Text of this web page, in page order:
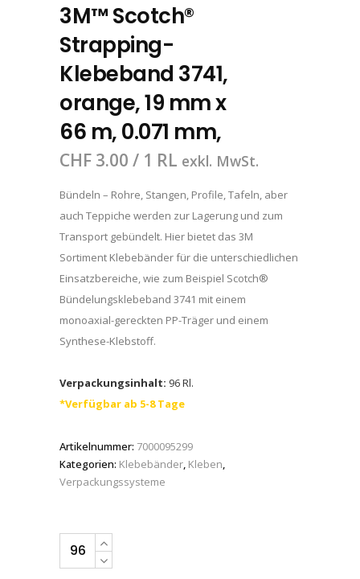
3M™ Scotch®
Strapping-
Klebeband 3741,
orange, 19 mm x
66 m, 0.071 mm,
CHF 3.00 / 1 RL exkl. MwSt.
Bündeln – Rohre, Stangen, Profile, Tafeln, aber
auch Teppiche werden zur Lagerung und zum
Transport gebündelt. Hier bietet das 3M
Sortiment Klebebänder für die unterschiedlichen
Einsatzbereiche, wie zum Beispiel Scotch®
Bündelungsklebeband 3741 mit einem
monoaxial-gereckten PP-Träger und einem
Synthese-Klebstoff.
Verpackungsinhalt: 96 Rl.
*Verfügbar ab 5-8 Tage
Artikelnummer: 7000095299
Kategorien: Klebebänder, Kleben,
Verpackungssysteme
3M™